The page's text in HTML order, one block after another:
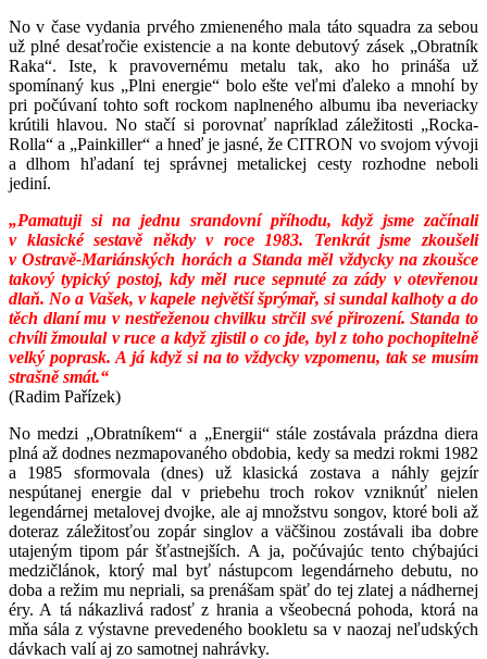
No v čase vydania prvého zmieneného mala táto squadra za sebou
už plné desaťročie existencie a na konte debutový zásek „Obratník
Raka“. Iste, k pravovernému metalu tak, ako ho prináša už
spomínaný kus „Plni energie“ bolo ešte veľmi ďaleko a mnohí by
pri počúvaní tohto soft rockom naplneného albumu iba neveriacky
krútili hlavou. No stačí si porovnať napríklad záležitosti „Rocka-
Rolla“ a „Painkiller“ a hneď je jasné, že CITRON vo svojom vývoji
a dlhom hľadaní tej správnej metalickej cesty rozhodne neboli
jediní.
„Pamatuji si na jednu srandovní příhodu, když jsme začínali
v klasické sestavě někdy v roce 1983. Tenkrát jsme zkoušeli
v Ostravě-Mariánských horách a Standa měl vždycky na zkoušce
takový typický postoj, kdy měl ruce sepnuté za zády v otevřenou
dlaň. No a Vašek, v kapele největší šprýmař, si sundal kalhoty a do
těch dlaní mu v nestřeženou chvilku strčil své přirození. Standa to
chvíli žmoulal v ruce a když zjistil o co jde, byl z toho pochopitelně
velký poprask. A já když si na to vždycky vzpomenu, tak se musím
strašně smát.“
(Radim Pařízek)
No medzi „Obratníkem“ a „Energii“ stále zostávala prázdna diera
plná až dodnes nezmapovaného obdobia, kedy sa medzi rokmi 1982
a 1985 sformovala (dnes) už klasická zostava a náhly gejzír
nespútanej energie dal v priebehu troch rokov vzniknúť nielen
legendárnej metalovej dvojke, ale aj množstvu songov, ktoré boli až
doteraz záležitosťou zopár singlov a väčšinou zostávali iba dobre
utajeným tipom pár šťastnejších. A ja, počúvajúc tento chýbajúci
medzičlánok, ktorý mal byť nástupcom legendárneho debutu, no
doba a režim mu nepriali, sa prenášam späť do tej zlatej a nádhernej
éry. A tá nákazlivá radosť z hrania a všeobecná pohoda, ktorá na
mňa sála z výstavne prevedeného bookletu sa v naozaj neľudských
dávkach valí aj zo samotnej nahrávky.